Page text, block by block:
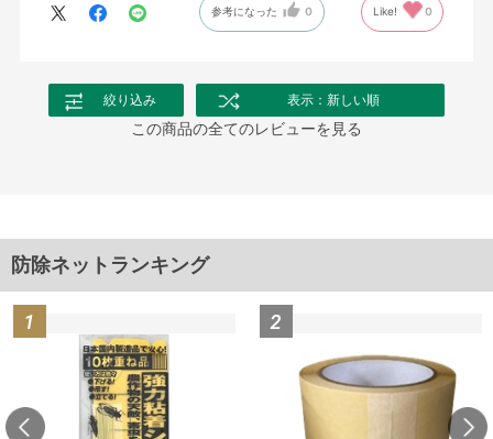
参考になった 0 Like! 0
絞り込み 表示：新しい順
この商品の全てのレビューを見る
防除ネットランキング